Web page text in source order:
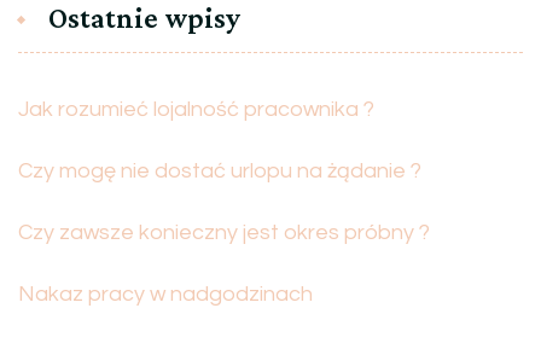
Ostatnie wpisy
Jak rozumieć lojalność pracownika ?
Czy mogę nie dostać urlopu na żądanie ?
Czy zawsze konieczny jest okres próbny ?
Nakaz pracy w nadgodzinach